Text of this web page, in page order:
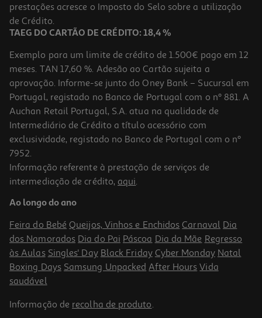
6,32 €
Máscara Kativa Coconut Almond Retinol 300 Ml
11.43 €/un
11,43 €
prestações acresce o Imposto do Selo sobre a utilização
de Crédito.
TAEG DO CARTÃO DE CRÉDITO: 18,4 %
Exemplo para um limite de crédito de 1.500€ pago em 12
meses. TAN 17,60 %. Adesão ao Cartão sujeita a
aprovação. Informe-se junto do Oney Bank – Sucursal em
Portugal, registado no Banco de Portugal com o nº 881. A
Auchan Retail Portugal, S.A. atua na qualidade de
Intermediário de Crédito a título acessório com
exclusividade, registado no Banco de Portugal com o nº
7952.
Informação referente à prestação de serviços de
intermediação de crédito, aqui.
Ao longo do ano
Feira do Bebé Queijos, Vinhos e Enchidos Carnaval Dia
dos Namorados Dia do Pai Páscoa Dia da Mãe Regresso
às Aulas Singles' Day Black Friday Cyber Monday Natal
Boxing Days Samsung Unpacked After Hours Vida
saudável
Informação de recolha de produto.